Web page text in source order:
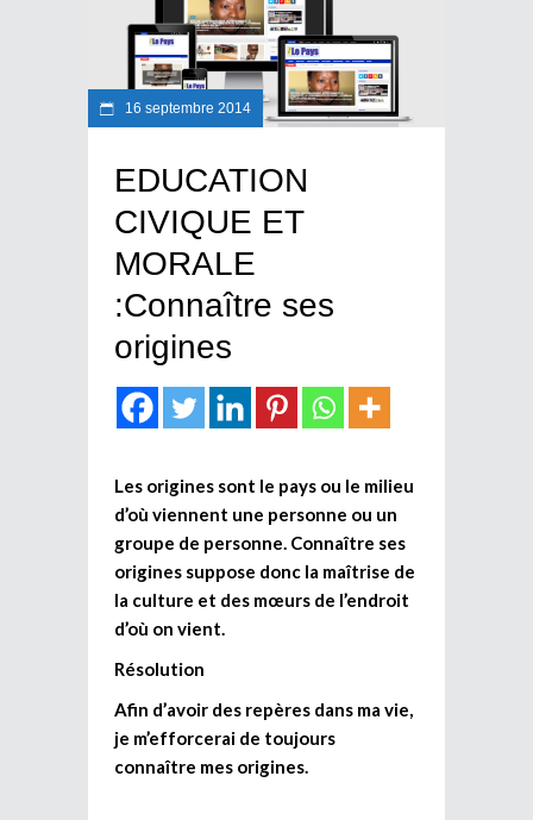
16 septembre 2014
EDUCATION
CIVIQUE ET
MORALE
:Connaître ses
origines
Les origines sont le pays ou le milieu
d’où viennent une personne ou un
groupe de personne. Connaître ses
origines suppose donc la maîtrise de
la culture et des mœurs de l’endroit
d’où on vient.
Résolution
Afin d’avoir des repères dans ma vie,
je m’efforcerai de toujours
connaître mes origines.